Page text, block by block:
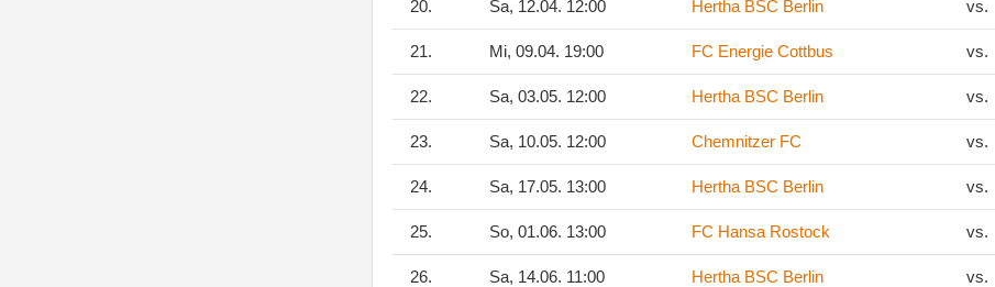
20. Sa, 12.04. 12:00 Hertha BSC Berlin vs.
21. Mi, 09.04. 19:00 FC Energie Cottbus vs.
22. Sa, 03.05. 12:00 Hertha BSC Berlin vs.
23. Sa, 10.05. 12:00 Chemnitzer FC vs.
24. Sa, 17.05. 13:00 Hertha BSC Berlin vs.
25. So, 01.06. 13:00 FC Hansa Rostock vs.
26. Sa, 14.06. 11:00 Hertha BSC Berlin vs.